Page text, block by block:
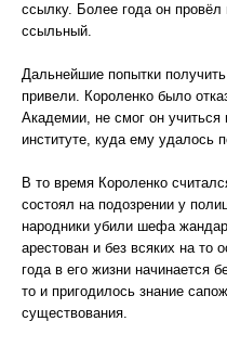
ссылку. Более года он провёл
ссыльный.
Дальнейшие попытки
привели. Короленко было
Академии, не смог он учиться
институте, куда ему удалось
В то время Короленко
состоял на подозрении у
народники убили шефа
арестован и без всяких на то
года в его жизни начинается
то и пригодилось знание
существования.